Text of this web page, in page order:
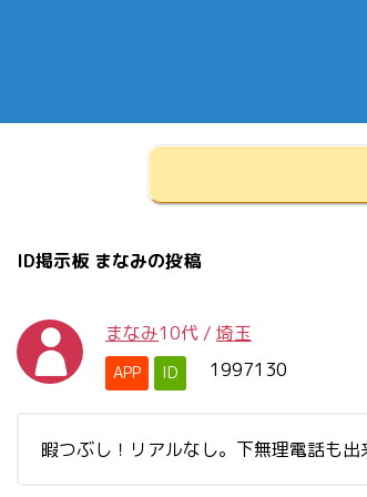
ID掲示板 まなみの投稿
まなみ10代 / 埼玉
APP ID 1997130
暇つぶし！リアルなし。下無理電話も